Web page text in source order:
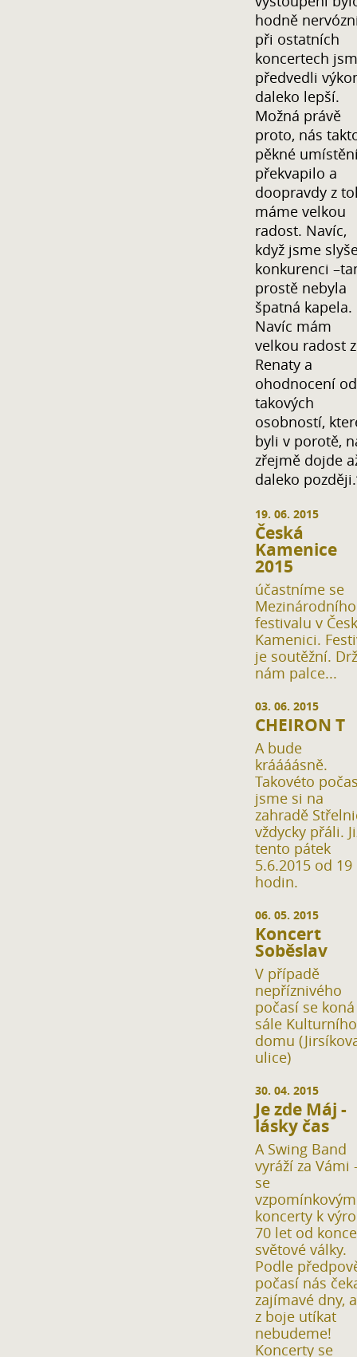
hodně
při ostatních
koncertech
předvedli
daleko lepší.
Možná právě
proto, nás
pěkné
překvapilo a
doopravdy z
máme velkou
radost. Navíc,
když jsme
konkurenci
prostě nebyla
špatná kapela.
Navíc mám
velkou radost z
Renaty a
ohodnocení od
takových
osobností,
byli v porotě,
zřejmě dojde
daleko
19. 06. 2015
Česká
Kamenice
2015
účastníme se
Mezinárodního
festivalu v
Kamenici.
je soutěžní.
nám palce...
03. 06. 2015
CHEIRON T
A bude
kráááásně.
Takovéto
jsme si na
zahradě
vždycky přáli.
tento pátek
5.6.2015 od 19
hodin.
06. 05. 2015
Koncert
Soběslav
V případě
nepříznivého
počasí se
sále Kulturního
domu
ulice)
30. 04. 2015
Je zde Máj -
lásky čas
A Swing Band
vyráží za Vámi
se
koncerty k
70 let od
světové války.
Podle
počasí nás
zajímavé dny,
z boje utíkat
nebudeme!
Koncerty se